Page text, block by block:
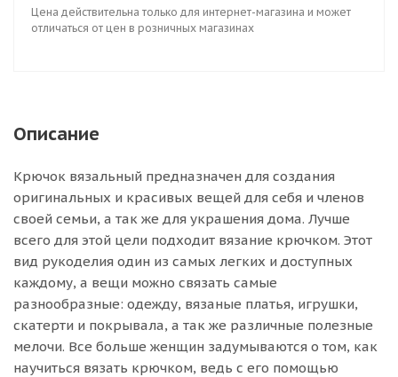
Цена действительна только для интернет-магазина и может
отличаться от цен в розничных магазинах
Описание
Крючок вязальный предназначен для создания
оригинальных и красивых вещей для себя и членов
своей семьи, а так же для украшения дома. Лучше
всего для этой цели подходит вязание крючком. Этот
вид рукоделия один из самых легких и доступных
каждому, а вещи можно связать самые
разнообразные: одежду, вязаные платья, игрушки,
скатерти и покрывала, а так же различные полезные
мелочи. Все больше женщин задумываются о том, как
научиться вязать крючком, ведь с его помощью